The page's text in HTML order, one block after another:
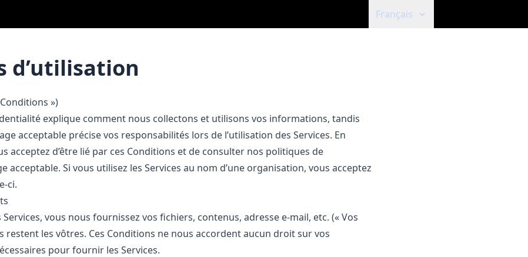
Français
d’utilisation
»)
explique comment nous collectons et utilisons vos informations, tandis
acceptable précise vos responsabilités lors de l’utilisation des Services. En
acceptez d’être lié par ces Conditions et de consulter nos politiques de
acceptable. Si vous utilisez les Services au nom d’une organisation, vous acceptez
vous nous fournissez vos fichiers, contenus, adresse e‑mail, etc. (« Vos
restent les vôtres. Ces Conditions ne nous accordent aucun droit sur vos
pour fournir les Services.